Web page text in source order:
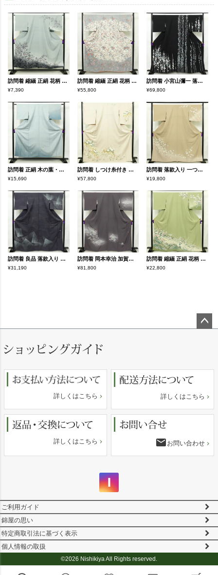
訪問着 縮緬 正絹 花柄 袷仕立て 身丈151.5cm 裄丈65cm 箔 金彩 フォーマル 着物 青・紺
¥7,390
訪問着 縮緬 正絹 花柄 袷仕立て 身丈161cm 裄丈66.5cm フォーマル 着物 多色使い
¥55,800
訪問着 小宮山彌一 落款入り 縮緬 正絹 花柄 袷仕立て 身丈160.5cm 裄丈69.5cm リサイクル着物 着物 卒業式 ゆったりサイズ パーティー フォーマル 黒
¥69,800
訪問着 正絹 木の葉・植物柄 袷仕立て 身丈154.5cm 裄丈63cm 箔 金彩 フォーマル 着物 青・紺
¥15,690
訪問着 しつけ糸付き 一つ紋付き 正絹 花柄 袷仕立て 身丈168.5cm 裄丈66.5cm 箔 フォーマル 着物 入学式 卒業式 結婚式 ピンク
¥57,800
訪問着 落款入り 一つ紋付き 正絹 花柄 袷仕立て 身丈162.5cm 裄丈66cm リサイクル着物 着物 共八掛 入学式 卒業式 七五三 お宮参り フォーマル 上品 ベージュ
¥19,800
訪問着 良品 落款入り 紬地 正絹 幾何学柄・抽象柄 袷仕立て 身丈165.5cm 裄丈68cm 共八掛 洒落 着物 青・紺
¥31,190
訪問着 岡本幸治 加賀友禅 良品 落款入り 縮緬 正絹 風景柄 袷仕立て 身丈164.5cm 裄丈67cm リサイクル着物 着物 共八掛 入学式 卒業式 七五三 お宮参り フォーマル 紫・藤色
¥81,800
訪問着 縮緬 正絹 花柄 袷仕立て 身丈164cm 裄丈67cm リサイクル着物 着物 共八掛 入学式 卒業式 七五三 お宮参り フォーマル 緑・うぐいす色
¥22,800
詳しくはこちら 詳しくはこちら
詳しくはこちら email お問い合わせ
ご利用ガイド
錦屋の思い
特定商取引法に基づく表示
個人情報の取扱
©2026 Nishikiya All Rights reserved.